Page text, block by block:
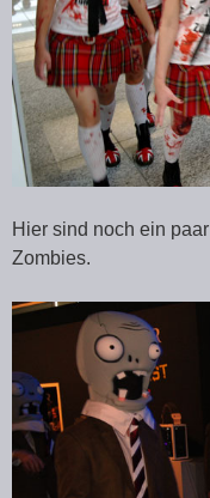
Hier sind noch ein
Zombies.